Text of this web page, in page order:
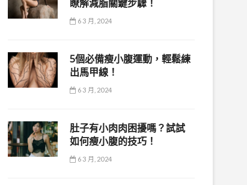
瞭解減脂關鍵步驟！
6 3 月, 2024
5個必備瘦小腹運動，輕鬆練
出馬甲線！
6 3 月, 2024
肚子有小肉肉困擾嗎？試試
如何瘦小腹的技巧！
6 3 月, 2024